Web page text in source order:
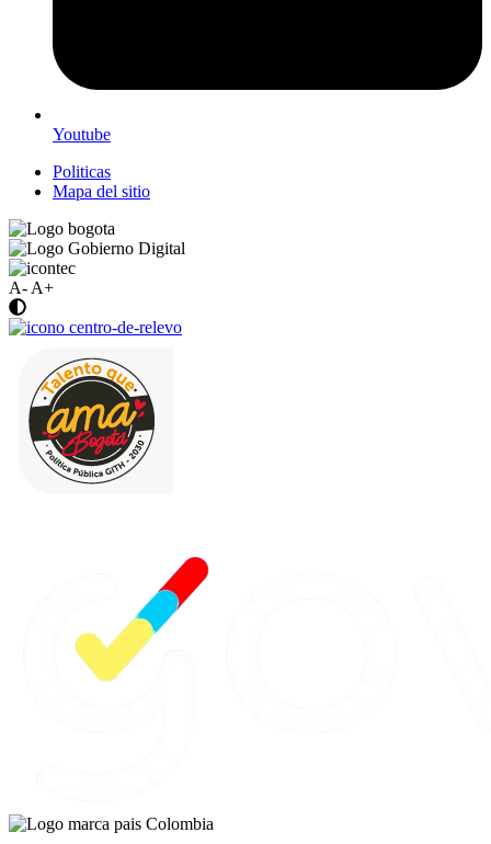
Youtube
Politicas
Mapa del sitio
A- A+